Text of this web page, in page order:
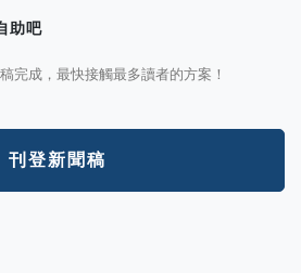
助吧
完成，最快接觸最多讀者的方案！
刊登新聞稿